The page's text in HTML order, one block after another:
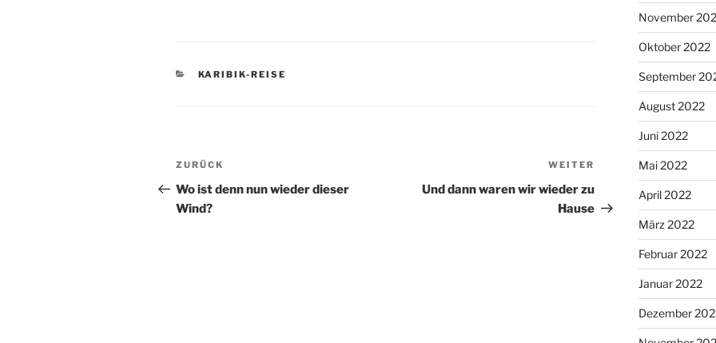
KATEGORIEN
KARIBIK-REISE
Beitragsnavigation
Vorheriger
Beitrag
ZURÜCK
Wo ist denn nun wieder dieser
Wind?
Nächster
Beitrag
WEITER
Und dann waren wir wieder zu
Hause
November
Oktober 2022
September
August 2022
Juni 2022
Mai 2022
April 2022
März 2022
Februar 2022
Januar 2022
Dezember